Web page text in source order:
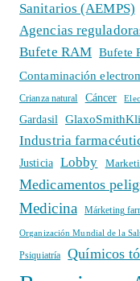
Sanitarios (AEMPS)
Agencias
Bufete RAM Bufete
Contaminación
Crianza natural Cáncer
Gardasil
Industria
Justicia
Lobby
Medicamentos
Medicina Márketing
Organización Mundial de la
Psiquiatría Químicos